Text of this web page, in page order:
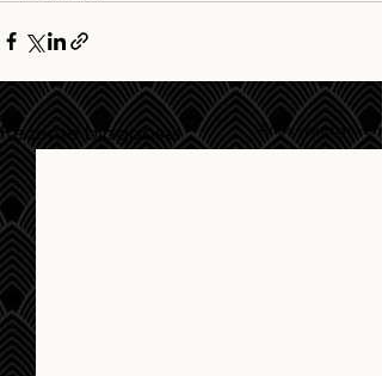
Recente blogposts Alles weergeven